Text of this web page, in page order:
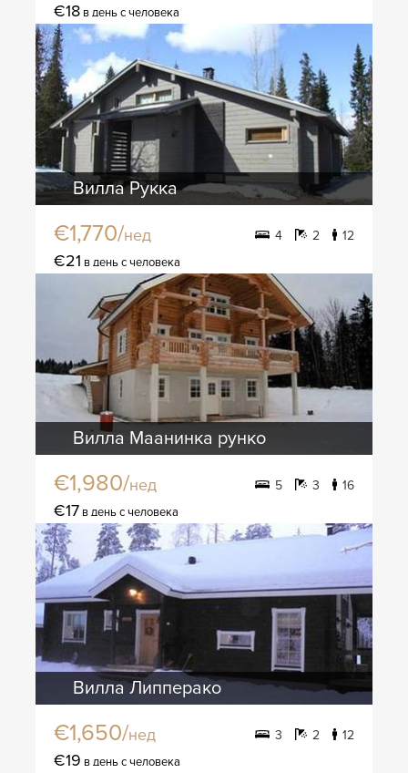
€18 в день с человека
Вилла Рукка
€1,770/нед 4 2 12
€21 в день с человека
Вилла Маанинка рунко
€1,980/нед 5 3 16
€17 в день с человека
Вилла Липперако
€1,650/нед 3 2 12
€19 в день с человека